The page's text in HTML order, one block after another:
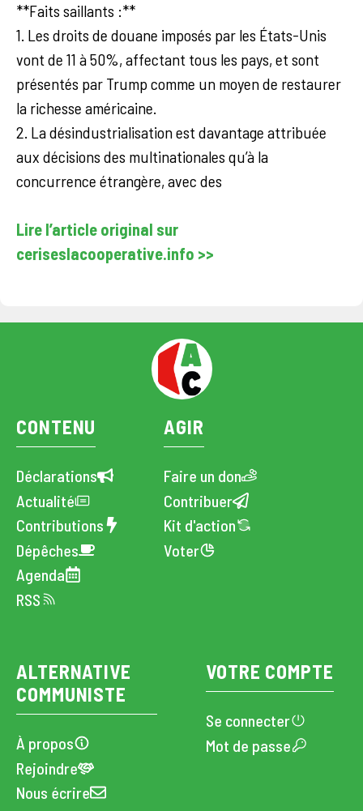
**Faits saillants :**
1. Les droits de douane imposés par les États-Unis
vont de 11 à 50%, affectant tous les pays, et sont
présentés par Trump comme un moyen de restaurer
la richesse américaine.
2. La désindustrialisation est davantage attribuée
aux décisions des multinationales qu’à la
concurrence étrangère, avec des
Lire l’article original sur
ceriseslacooperative.info >>
CONTENU
Déclarations
Actualité
Contributions
Dépêches
Agenda
RSS
AGIR
Faire un don
Contribuer
Kit d'action
Voter
ALTERNATIVE
COMMUNISTE
À propos
Rejoindre
Nous écrire
VOTRE COMPTE
Se connecter
Mot de passe